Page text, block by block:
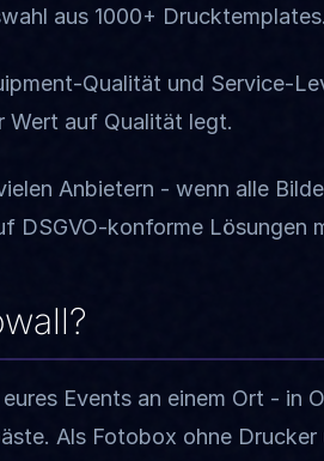
aus 1000+ Drucktemplates.
Qualität und Service-
Wert auf Qualität legt.
Anbietern - wenn alle
DSGVO-konforme Lösungen
Events an einem Ort - in
Als Fotobox ohne